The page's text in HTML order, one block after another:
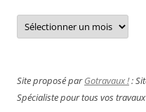
Archives
Site proposé parGotravaux !:
Spécialiste pour tous vos